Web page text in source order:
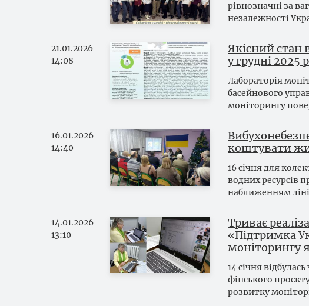
рівнозначні за
незалежності
21.01.2026
14:08
Якісний стан
у грудні 2025
Лабораторія
басейнового
моніторингу
16.01.2026
14:40
коштувати
16 січня для
водних ресурсів
наближенням
14.01.2026
13:10
Триває
«Підтримка
моніторингу
14 січня
фінського
розвитку